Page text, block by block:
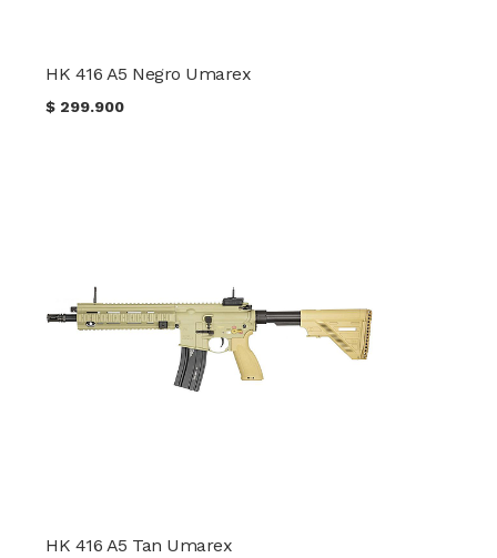
HK 416 A5 Negro Umarex
$ 299.900
HK 416 A5 Tan Umarex